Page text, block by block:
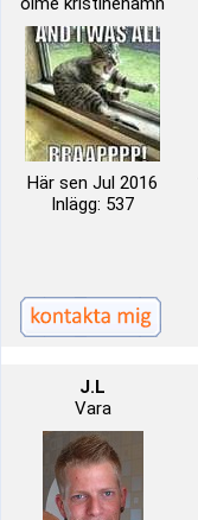
Här sen Jul 2016
Inlägg: 537
J.L
Vara